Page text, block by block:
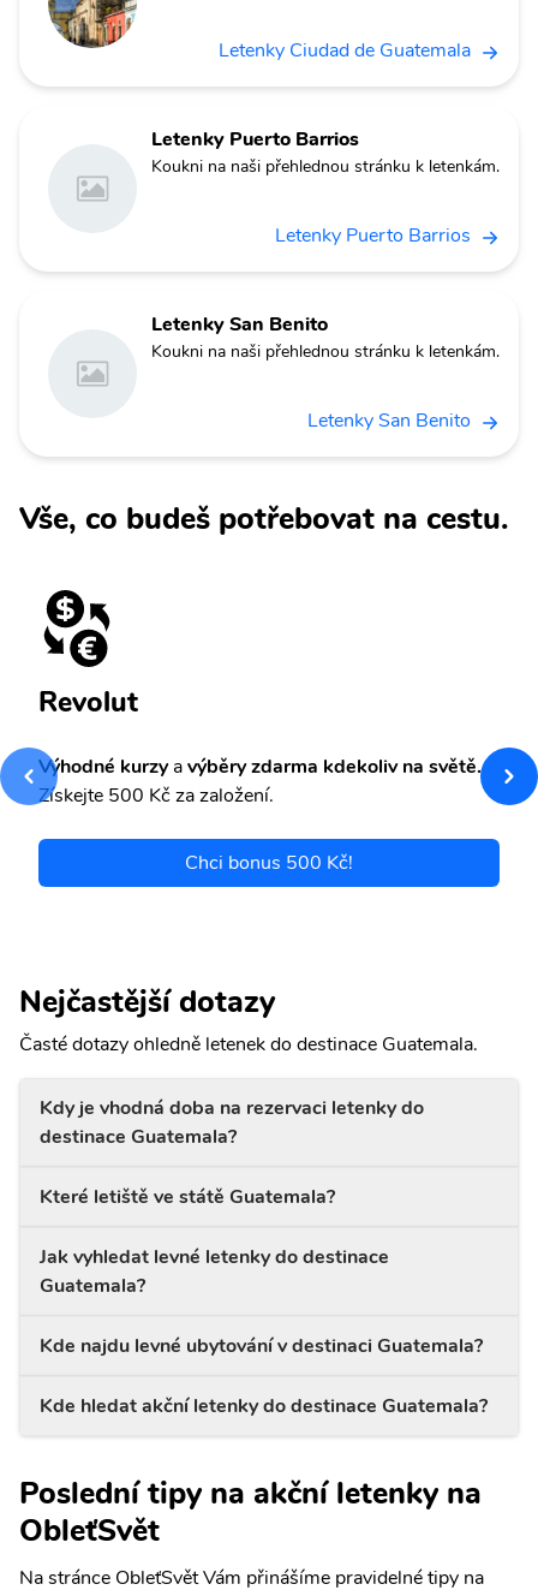
Letenky Ciudad de Guatemala
Letenky Puerto Barrios
Koukni na naši přehlednou stránku k letenkám.
Letenky Puerto Barrios
Letenky San Benito
Koukni na naši přehlednou stránku k letenkám.
Letenky San Benito
Vše, co budeš potřebovat na cestu.
Revolut
Výhodné kurzyavýběry zdarma kdekoliv na světě.
Získejte 500 Kč za založení.
Chci bonus 500 Kč!
Nejčastější dotazy
Časté dotazy ohledně letenek do destinace Guatemala.
Kdy je vhodná doba na rezervaci letenky do
destinace Guatemala?
Které letiště ve státě Guatemala?
Jak vyhledat levné letenky do destinace
Guatemala?
Kde najdu levné ubytování v destinaci Guatemala?
Kde hledat akční letenky do destinace Guatemala?
Poslední tipy na akční letenky na
ObleťSvět
Na stránce ObleťSvět Vám přinášíme pravidelné tipy na